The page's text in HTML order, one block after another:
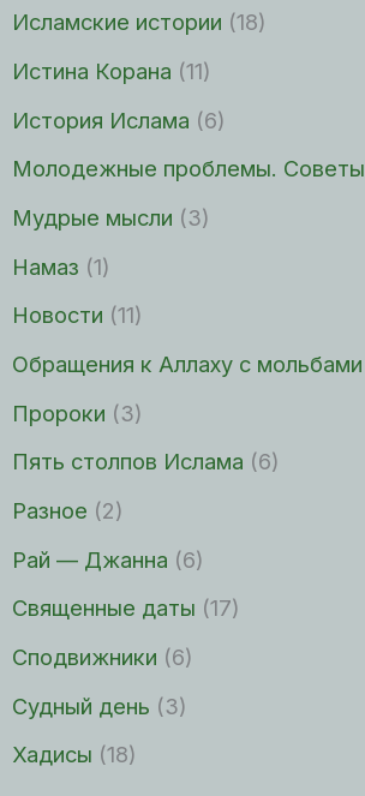
Исламские истории (18)
Истина Корана (11)
История Ислама (6)
Молодежные проблемы. Советы
Мудрые мысли (3)
Намаз (1)
Новости (11)
Обращения к Аллаху с мольбами
Пророки (3)
Пять столпов Ислама (6)
Разное (2)
Рай — Джанна (6)
Священные даты (17)
Сподвижники (6)
Судный день (3)
Хадисы (18)